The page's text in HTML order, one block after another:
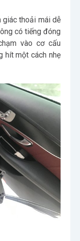
thoải mái dễ
có tiếng đóng
vào cơ cấu
hít một cách nhẹ